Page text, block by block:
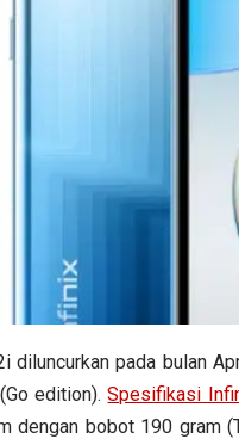
diluncurkan pada bulan
edition).Spesifikasi
dengan bobot 190 gram